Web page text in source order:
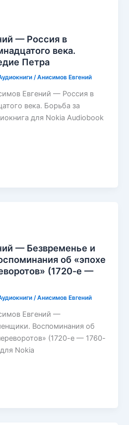
— Россия в
века.
Петра
/Анисимов Евгений
Евгений — Россия в
века. Борьба за
для Nokia Audiobook
— Безвременье и
об «эпохе
(1720-е —
/Анисимов Евгений
Евгений —
Воспоминания об
(1720-е — 1760-
Nokia